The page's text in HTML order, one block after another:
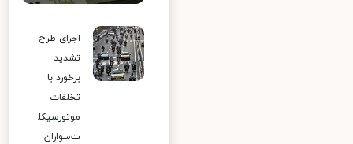
اجرای طرح
تشدید
برخورد با
تخلفات
موتورسیکل
ت‌سواران